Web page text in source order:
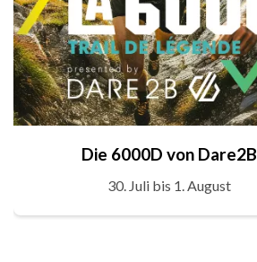
Die 6000D von Dare2B
30. Juli bis 1. August